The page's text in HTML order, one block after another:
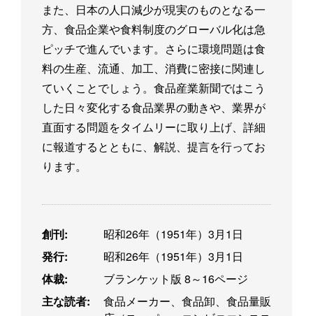
また、日本の人口減少が現実のものとなる一
方、食品企業や食料制度のグローバル化は急
ピッチで進んでいます。さらに環境問題は食
料の生産、流通、加工、消費に密接に関連し
ていくことでしょう。食品産業新聞ではこう
した日々変化する食品業界の動きや、業界が
直面する問題をタイムリーに取り上げ、詳細
に報道するとともに、解説、提言を行ってお
ります。
創刊:
昭和26年（1951年）3月1日
発行:
昭和26年（1951年）3月1日
体裁:
ブランケット版 8～16ページ
主な読者:
食品メーカー、食品卸、食品量販